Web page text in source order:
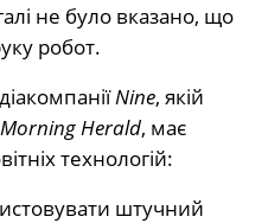
не було вказано, що
робот.
Nine, якій
Herald, має
технологій:
штучний